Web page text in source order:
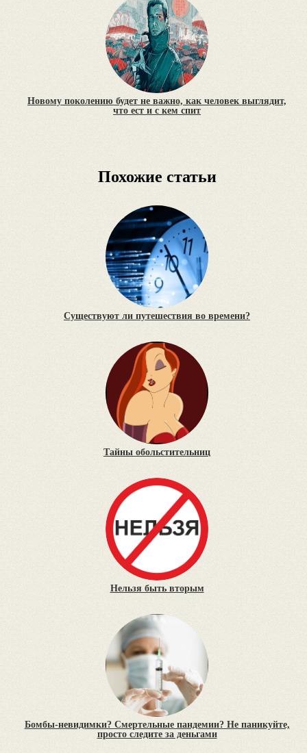
Новому поколению будет не важно, как человек выглядит,
что ест и с кем спит
Похожие статьи
Существуют ли путешествия во времени?
Тайны обольстительниц
Нельзя быть вторым
Бомбы-невидимки? Смертельные пандемии? Не паникуйте,
просто следите за деньгами